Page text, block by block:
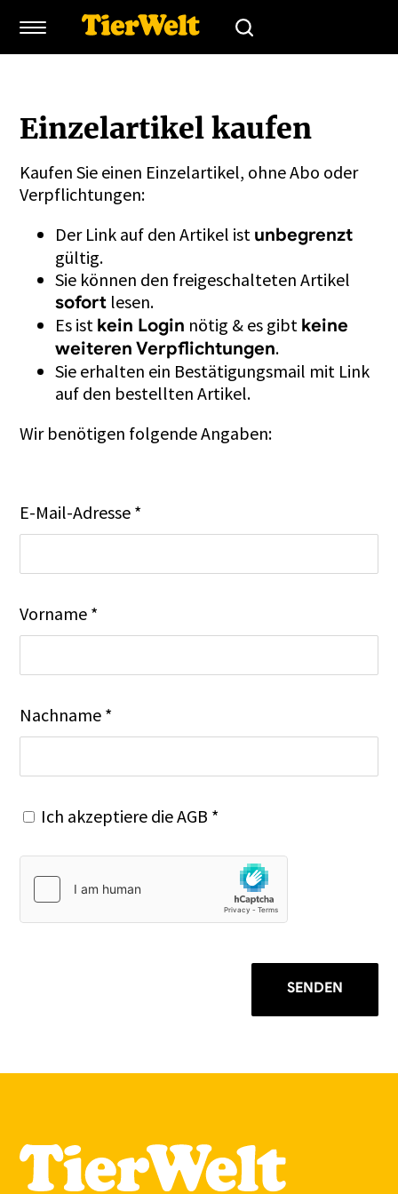
Einzelartikel kaufen
Kaufen Sie einen Einzelartikel, ohne Abo oder
Verpflichtungen:
Der Link auf den Artikel ist unbegrenzt
gültig.
Sie können den freigeschalteten Artikel
sofort lesen.
Es ist kein Login nötig & es gibt keine
weiteren Verpflichtungen.
Sie erhalten ein Bestätigungsmail mit Link
auf den bestellten Artikel.
Wir benötigen folgende Angaben:
E-Mail-Adresse *
Vorname *
Nachname *
Ich akzeptiere dieAGB *
SENDEN